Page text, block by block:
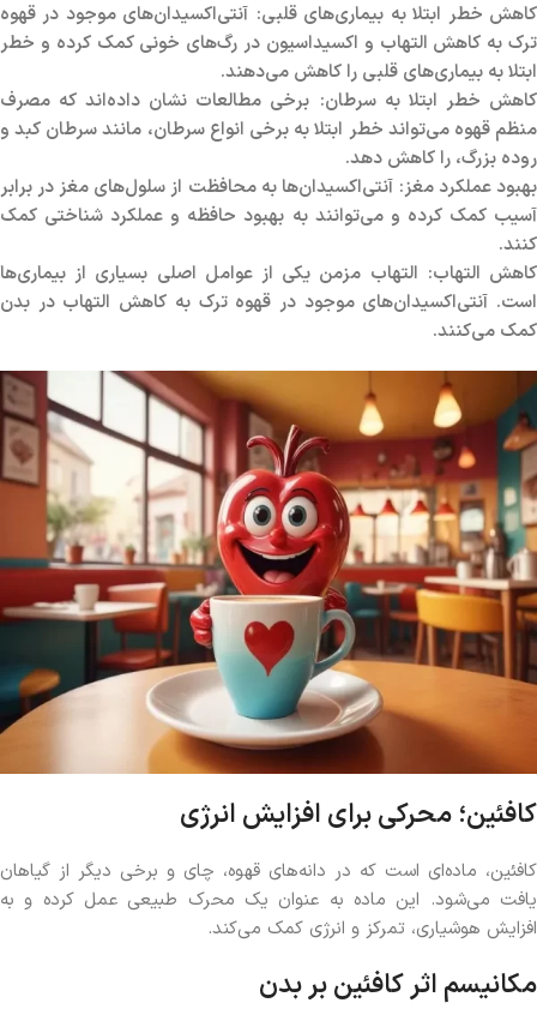
کاهش خطر ابتلا به بیماری‌های قلبی: آنتی‌اکسیدان‌های موجود در قهوه
ترک به کاهش التهاب و اکسیداسیون در رگ‌های خونی کمک کرده و خطر
ابتلا به بیماری‌های قلبی را کاهش می‌دهند.
کاهش خطر ابتلا به سرطان: برخی مطالعات نشان داده‌اند که مصرف
منظم قهوه می‌تواند خطر ابتلا به برخی انواع سرطان، مانند سرطان کبد و
روده بزرگ، را کاهش دهد.
بهبود عملکرد مغز: آنتی‌اکسیدان‌ها به محافظت از سلول‌های مغز در برابر
آسیب کمک کرده و می‌توانند به بهبود حافظه و عملکرد شناختی کمک
کنند.
کاهش التهاب: التهاب مزمن یکی از عوامل اصلی بسیاری از بیماری‌ها
است. آنتی‌اکسیدان‌های موجود در قهوه ترک به کاهش التهاب در بدن
کمک می‌کنند.
کافئین؛ محرکی برای افزایش انرژی
کافئین، ماده‌ای است که در دانه‌های قهوه، چای و برخی دیگر از گیاهان
یافت می‌شود. این ماده به عنوان یک محرک طبیعی عمل کرده و به
افزایش هوشیاری، تمرکز و انرژی کمک می‌کند.
مکانیسم اثر کافئین بر بدن